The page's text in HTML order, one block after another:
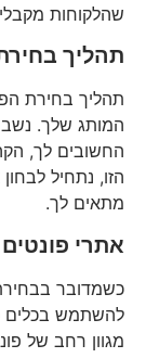
שהלקוחות
תהליך
תהליך בחירת
המותג שלך.
החשובים לך,
הזו, נתחיל
מתאים לך.
אתרי
כשמדובר
להשתמש בכלים
מגוון רחב של